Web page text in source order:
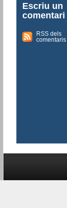
Escriu un
comentari
RSS dels
comentaris